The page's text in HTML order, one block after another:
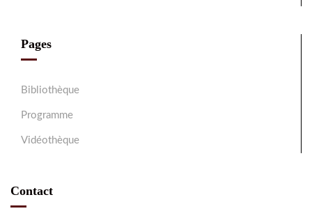
Pages
Bibliothèque
Programme
Vidéothèque
Contact